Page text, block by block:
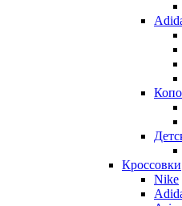
Кроссовки
Nike